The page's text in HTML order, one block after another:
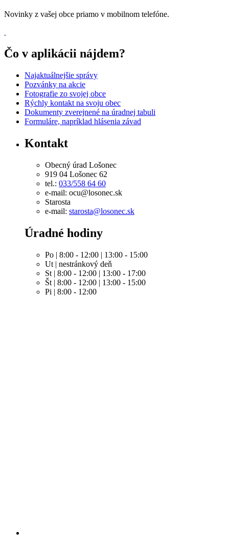
Novinky z vašej obce priamo v mobilnom telefóne.
Čo v aplikácii nájdem?
Najaktuálnejšie správy
Pozvánky na akcie
Fotografie zo svojej obce
Rýchly kontakt na svoju obec
Dokumenty zverejnené na úradnej tabuli
Formuláre, napríklad hlásenia závad
Kontakt
Obecný úrad Lošonec
919 04 Lošonec 62
tel.: 033/558 64 60
e-mail: ocu@losonec.sk
Starosta
e-mail: starosta@losonec.sk
Úradné hodiny
Po | 8:00 - 12:00 | 13:00 - 15:00
Ut | nestránkový deň
St | 8:00 - 12:00 | 13:00 - 17:00
Št | 8:00 - 12:00 | 13:00 - 15:00
Pi | 8:00 - 12:00